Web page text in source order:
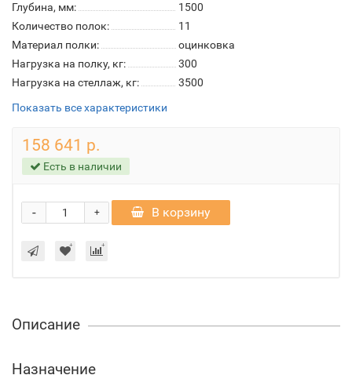
Глубина, мм:
1500
Количество полок:
11
Материал полки:
оцинковка
Нагрузка на полку, кг:
300
Нагрузка на стеллаж, кг:
3500
Показать все характеристики
158 641 р.
Есть в наличии
+
- В корзину
Описание
Назначение